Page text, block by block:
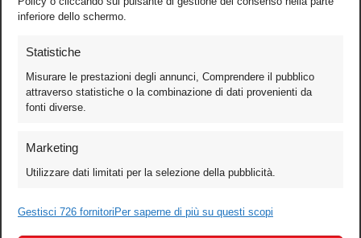
inferiore dello schermo.
Statistiche
Misurare le prestazioni degli annunci, Comprendere il pubblico
attraverso statistiche o la combinazione di dati provenienti da
fonti diverse.
Marketing
Utilizzare dati limitati per la selezione della pubblicità.
Gestisci 726 fornitori Per saperne di più su questi scopi
Games